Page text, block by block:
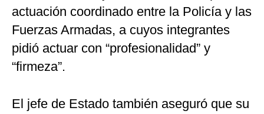
actuación coordinado entre la Policía y las
Fuerzas Armadas, a cuyos integrantes
pidió actuar con “profesionalidad” y
“firmeza”.
El jefe de Estado también aseguró que su